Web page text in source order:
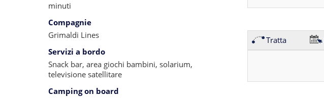
minuti
Compagnie
Grimaldi Lines
Servizi a bordo
Snack bar, area giochi bambini, solarium,
televisione satellitare
Camping on board
Tratta